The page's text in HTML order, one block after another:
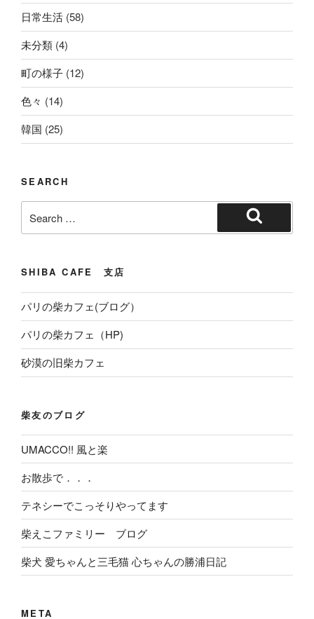
日常生活 (58)
未分類 (4)
町の様子 (12)
色々 (14)
韓国 (25)
SEARCH
for:
Search
SHIBA CAFE 支店
パリの柴カフェ(ブログ）
パリの柴カフェ（HP)
砂漠の旧柴カフェ
柴友のブログ
UMACCO!! 風と楽
お散歩で．．．
テネシーでこっそりやってます
柴えこファミリー ブログ
柴犬 愛ちゃんと三毛猫 心ちゃんの勝浦日記
META